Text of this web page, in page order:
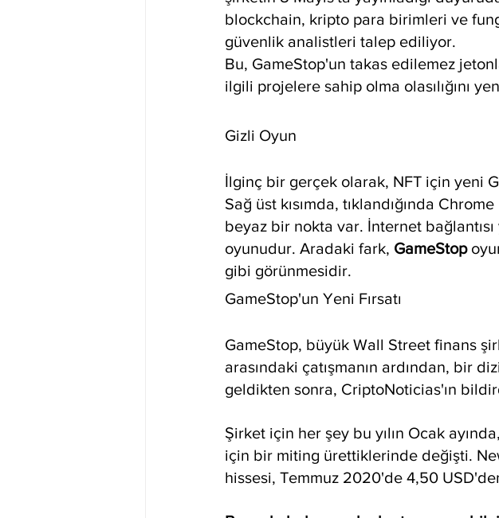
blockchain, kripto para birimleri ve
güvenlik analistleri talep ediliyor.
Bu, GameStop'un takas edilemez
ilgili projelere sahip olma olasılığını
Gizli Oyun
İlginç bir gerçek olarak, NFT için yeni
Sağ üst kısımda, tıklandığında
beyaz bir nokta var. İnternet
oyunudur. Aradaki fark, GameStop
gibi görünmesidir.
GameStop'un Yeni Fırsatı
GameStop, büyük Wall Street finans
arasındaki çatışmanın ardından, bir
geldikten sonra, CriptoNoticias'ın
Şirket için her şey bu yılın Ocak
için bir miting ürettiklerinde değişti.
hissesi, Temmuz 2020'de 4,50